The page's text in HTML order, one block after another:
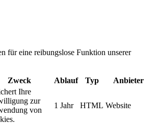
für eine reibungslose Funktion unserer
Zweck Ablauf Typ Anbieter
Ihre
zur
von
1 Jahr HTML Website